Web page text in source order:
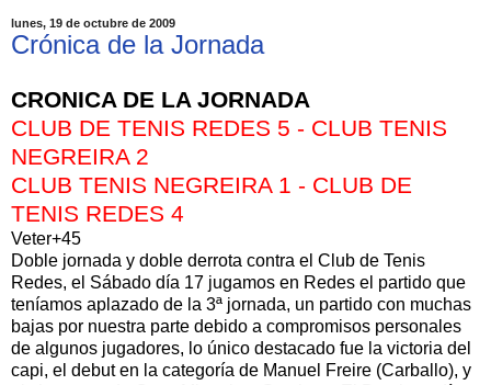
lunes, 19 de octubre de 2009
Crónica de la Jornada
CRONICA DE LA JORNADA
CLUB DE TENIS REDES 5 - CLUB TENIS
NEGREIRA 2
CLUB TENIS NEGREIRA 1 - CLUB DE
TENIS REDES 4
Veter+45
Doble jornada y doble derrota contra el Club de Tenis
Redes, el Sábado día 17 jugamos en Redes el partido que
teníamos aplazado de la 3ª jornada, un partido con muchas
bajas por nuestra parte debido a compromisos personales
de algunos jugadores, lo único destacado fue la victoria del
capi, el debuten la categoría de Manuel Freire (Carballo), y